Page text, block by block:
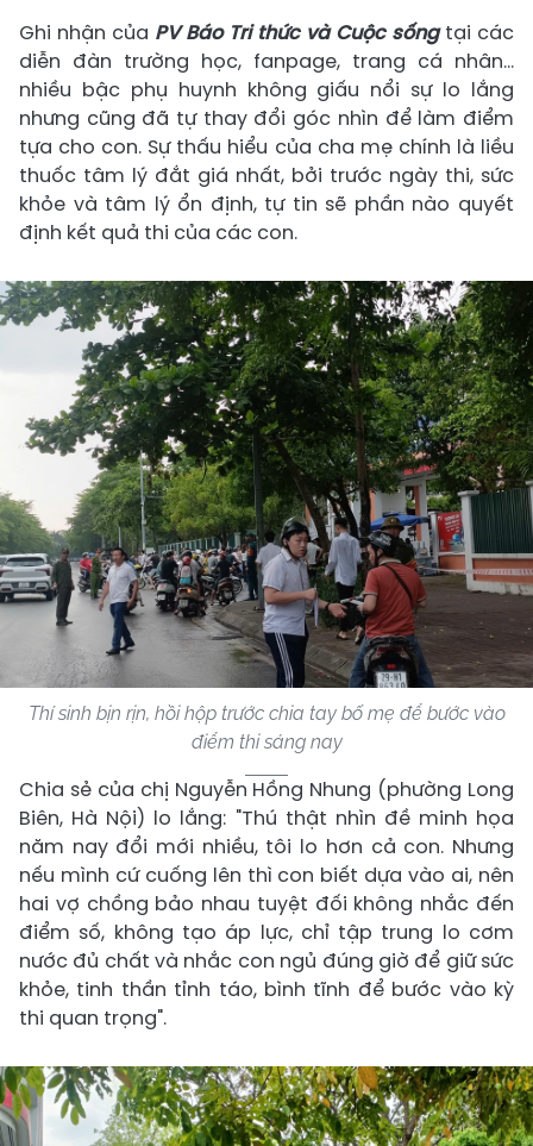
Ghi nhận của PV Báo Tri thức và Cuộc sốngtại các
diễn đàn trường học, fanpage, trang cá nhân...
nhiều bậc phụ huynh không giấu nổi sự lo lắng
nhưng cũng đã tự thay đổi góc nhìn để làm điểm
tựa cho con. Sự thấu hiểu của cha mẹ chính là liều
thuốc tâm lý đắt giá nhất, bởi trước ngày thi, sức
khỏe và tâm lý ổn định, tự tin sẽ phần nào quyết
định kết quả thi của các con.
Thí sinh bịn rịn, hồi hộp trước chia tay bố mẹ để bước vào
điểm thi sáng nay
Chia sẻ của chị Nguyễn Hồng Nhung (phường Long
Biên, Hà Nội) lo lắng: "Thú thật nhìn đề minh họa
năm nay đổi mới nhiều, tôi lo hơn cả con. Nhưng
nếu mình cứ cuống lên thì con biết dựa vào ai, nên
hai vợ chồng bảo nhau tuyệt đối không nhắc đến
điểm số, không tạo áp lực, chỉ tập trung lo cơm
nước đủ chất và nhắc con ngủ đúng giờ để giữ sức
khỏe, tinh thần tỉnh táo, bình tĩnh để bước vào kỳ
thi quan trọng".